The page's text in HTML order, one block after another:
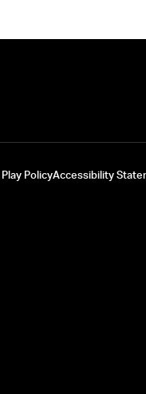
PolicyAccessibility